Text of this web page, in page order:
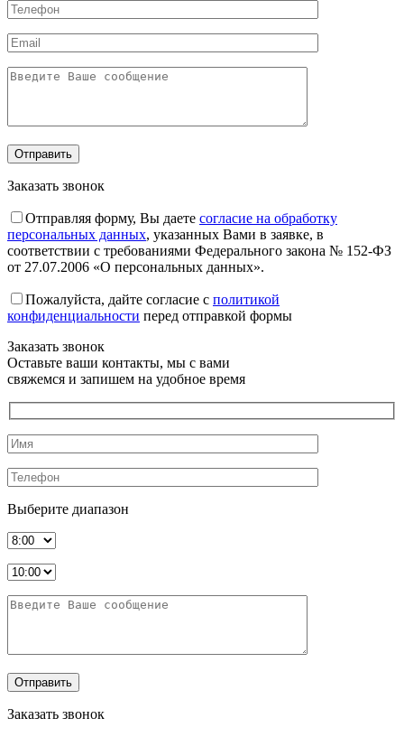
Заказать звонок
Отправляя форму, Вы даете согласие на обработку
персональных данных, указанных Вами в заявке, в
соответствии с требованиями Федерального закона № 152-ФЗ
от 27.07.2006 «О персональных данных».
Пожалуйста, дайте согласие c политикой
конфиденциальности перед отправкой формы
Заказать звонок
Оставьте ваши контакты, мы с вами
свяжемся и запишем на удобное время
Выберите диапазон
Заказать звонок